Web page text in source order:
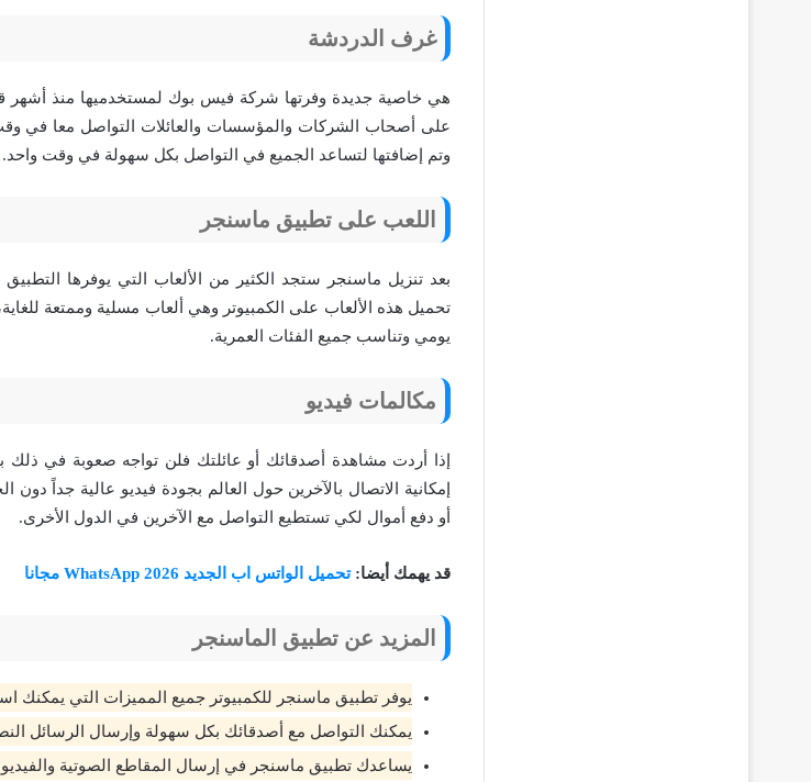
غرف الدردشة
هي خاصية جديدة وفرتها شركة فيس بوك لمستخدميها منذ أشهر
على أصحاب الشركات والمؤسسات والعائلات التواصل معا في
وتم إضافتها لتساعد الجميع في التواصل بكل سهولة في وقت واحد.
اللعب على تطبيق ماسنجر
بعد تنزيل ماسنجر ستجد الكثير من الألعاب التي يوفرها
تحميل هذه الألعاب على الكمبيوتر وهي ألعاب مسلية وممتعة
يومي وتناسب جميع الفئات العمرية.
مكالمات فيديو
إذا أردت مشاهدة أصدقائك أو عائلتك فلن تواجه صعوبة في ذلك
إمكانية الاتصال بالآخرين حول العالم بجودة فيديو عالية جداً
أو دفع أموال لكي تستطيع التواصل مع الآخرين في الدول الأخرى.
قد يهمك أيضا:تحميل الواتس اب الجديد WhatsApp 2026 مجانا
المزيد عن تطبيق الماسنجر
يوفر تطبيق ماسنجر للكمبيوتر جميع المميزات التي يمكنك
يمكنك التواصل مع أصدقائك بكل سهولة وإرسال الرسائل
يساعدك تطبيق ماسنجر في إرسال المقاطع الصوتية